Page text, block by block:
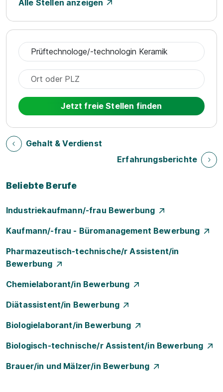
Alle Stellen anzeigen
Jetzt freie Stellen finden
Gehalt & Verdienst
Erfahrungsberichte
Beliebte Berufe
Industriekaufmann/-frau Bewerbung
Kaufmann/-frau - Büromanagement Bewerbung
Pharmazeutisch-technische/r Assistent/in
Bewerbung
Chemielaborant/in Bewerbung
Diätassistent/in Bewerbung
Biologielaborant/in Bewerbung
Biologisch-technische/r Assistent/in Bewerbung
Brauer/in und Mälzer/in Bewerbung